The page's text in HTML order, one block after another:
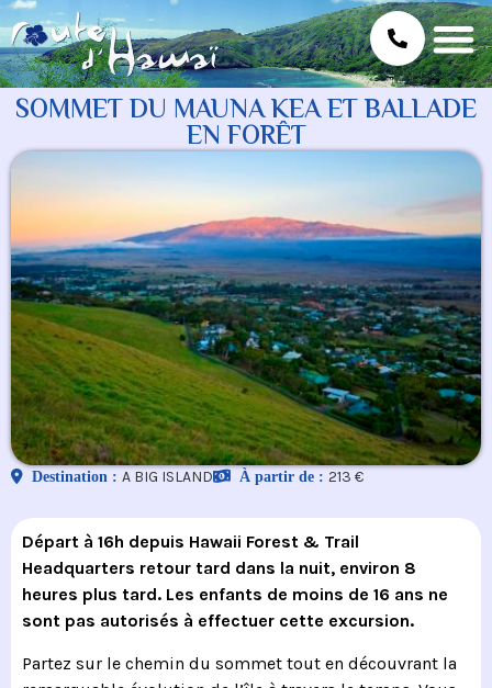
SOMMET DU MAUNA KEA ET BALLADE
EN FORÊT
Destination : A BIG ISLAND À partir de : 213 €
Départ à 16h depuis Hawaii Forest & Trail
Headquarters retour tard dans la nuit, environ 8
heures plus tard. Les enfants de moins de 16 ans ne
sont pas autorisés à effectuer cette excursion.
Partez sur le chemin du sommet tout en découvrant la